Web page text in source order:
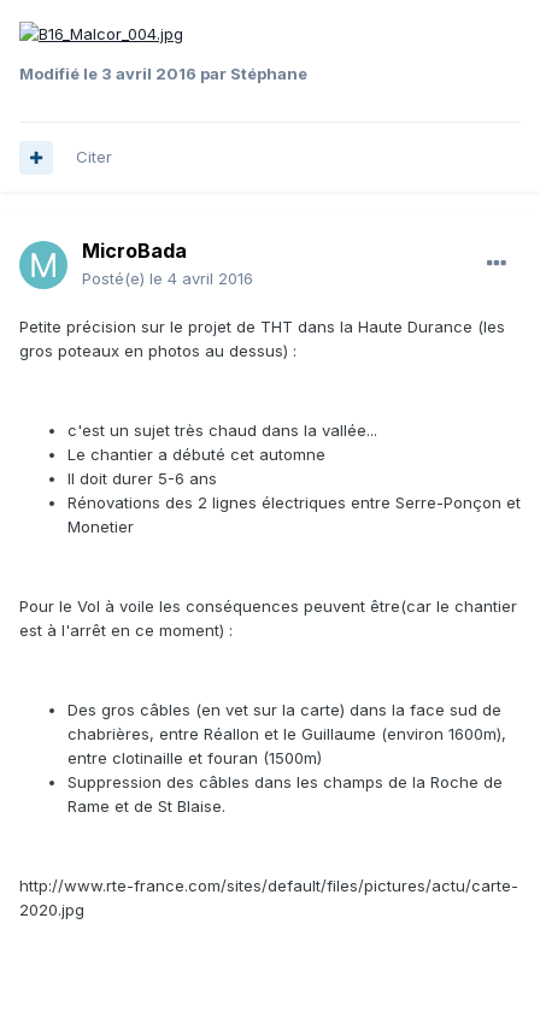
Modifié le 3 avril 2016 par Stéphane
Citer
MicroBada
Posté(e) le 4 avril 2016
Petite précision sur le projet de THT dans la Haute Durance (les
gros poteaux en photos au dessus) :
c'est un sujet très chaud dans la vallée...
Le chantier a débuté cet automne
Il doit durer 5-6 ans
Rénovations des 2 lignes électriques entre Serre-Ponçon et
Monetier
Pour le Vol à voile les conséquences peuvent être(car le chantier
est à l'arrêt en ce moment) :
Des gros câbles (en vet sur la carte) dans la face sud de
chabrières, entre Réallon et le Guillaume (environ 1600m),
entre clotinaille et fouran (1500m)
Suppression des câbles dans les champs de la Roche de
Rame et de St Blaise.
http://www.rte-france.com/sites/default/files/pictures/actu/carte-
2020.jpg